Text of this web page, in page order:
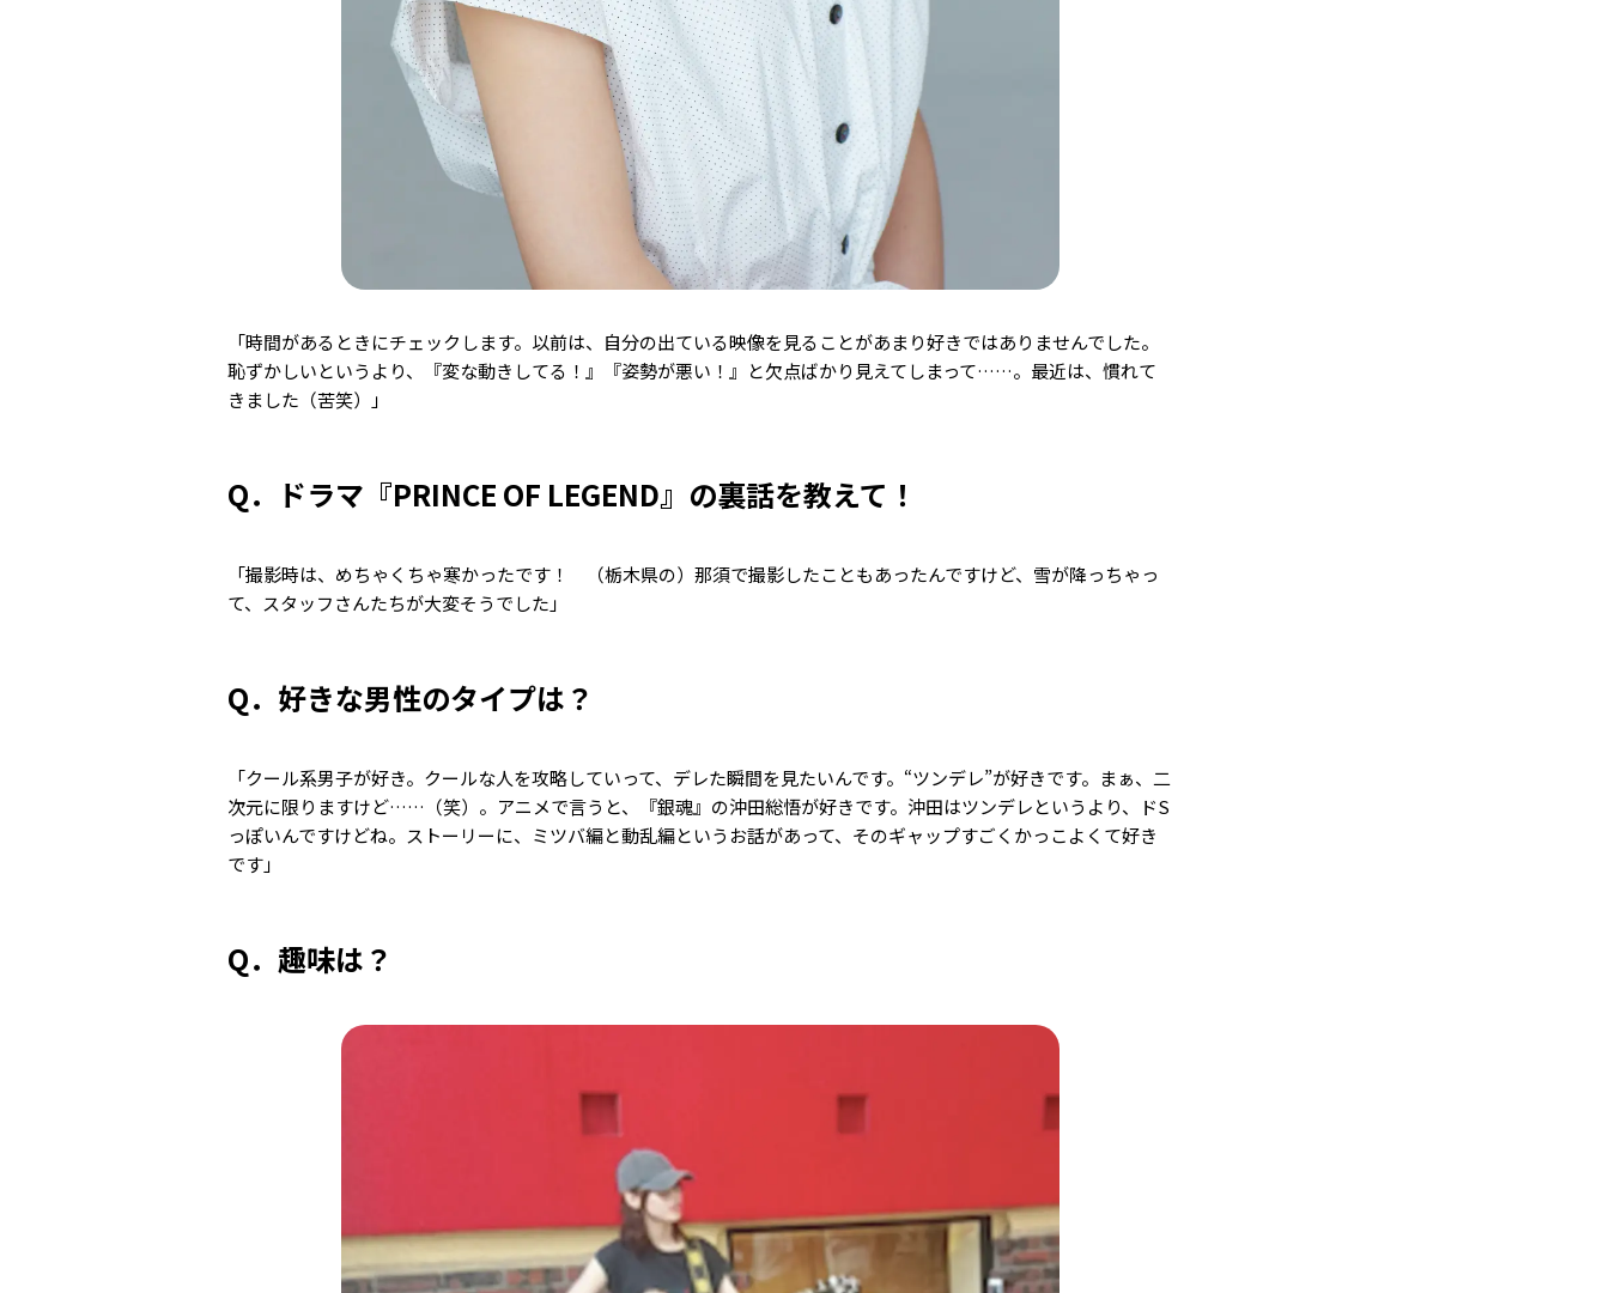
「時間があるときにチェックします。以前は、自分の出ている映像を見ることがあまり好きではありませんでした。
恥ずかしいというより、『変な動きしてる！』『姿勢が悪い！』と欠点ばかり見えてしまって……。最近は、慣れて
きました（苦笑）」
Q．ドラマ『PRINCE OF LEGEND』の裏話を教えて！
「撮影時は、めちゃくちゃ寒かったです！ （栃木県の）那須で撮影したこともあったんですけど、雪が降っちゃっ
て、スタッフさんたちが大変そうでした」
Q．好きな男性のタイプは？
「クール系男子が好き。クールな人を攻略していって、デレた瞬間を見たいんです。“ツンデレ”が好きです。まぁ、二
次元に限りますけど……（笑）。アニメで言うと、『銀魂』の沖田総悟が好きです。沖田はツンデレというより、ドS
っぽいんですけどね。ストーリーに、ミツバ編と動乱編というお話があって、そのギャップすごくかっこよくて好き
です」
Q．趣味は？